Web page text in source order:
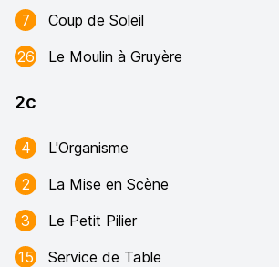
7
Coup de Soleil
26
Le Moulin à Gruyère
2c
4 L'Organisme
2
La Mise en Scène
3
Le Petit Pilier
15
Service de Table